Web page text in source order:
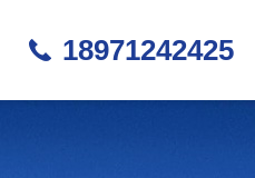
18971242425